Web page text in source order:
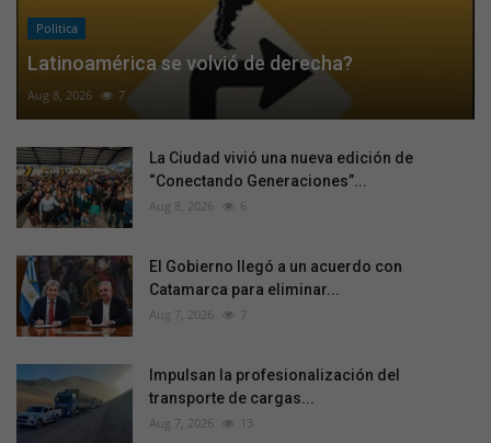
Politica
Latinoamérica se volvió de derecha?
Aug 8, 2026 7
La Ciudad vivió una nueva edición de
“Conectando Generaciones”...
Aug 8, 2026 6
El Gobierno llegó a un acuerdo con
Catamarca para eliminar...
Aug 7, 2026 7
Impulsan la profesionalización del
transporte de cargas...
Aug 7, 2026 13